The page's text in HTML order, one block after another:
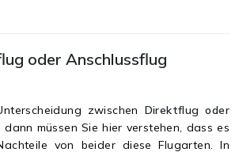
oder Anschlussflug
zwischen Direktflug oder
dann müssen Sie hier verstehen, dass es
von beider diese Flugarten. In